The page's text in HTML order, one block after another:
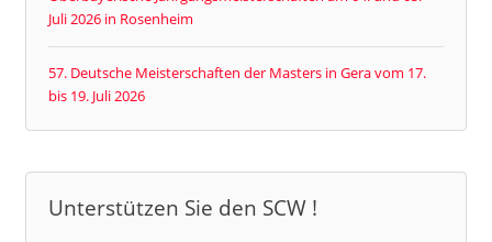
Juli 2026 in Rosenheim
57. Deutsche Meisterschaften der Masters in Gera vom 17.
bis 19. Juli 2026
Unterstützen Sie den SCW !